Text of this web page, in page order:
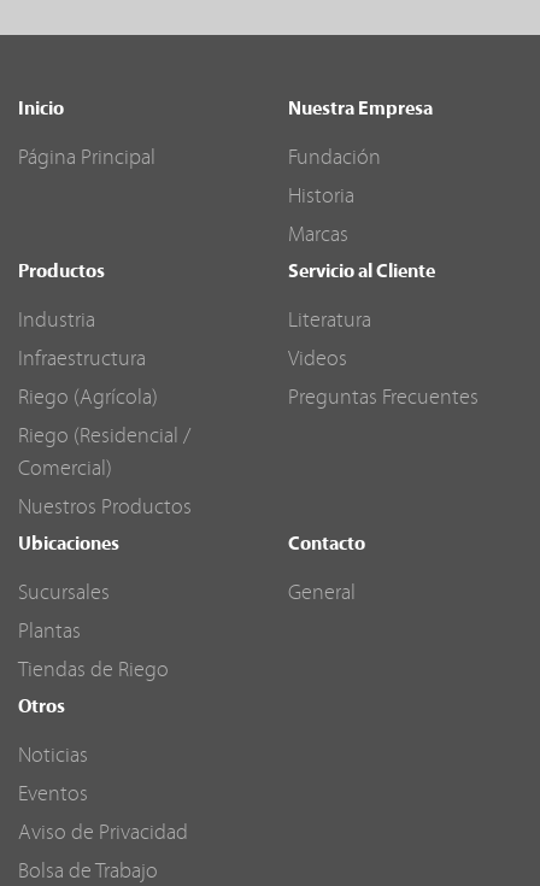
Inicio
Página Principal
Nuestra Empresa
Fundación
Historia
Marcas
Productos
Industria
Infraestructura
Riego (Agrícola)
Riego (Residencial /
Comercial)
Nuestros Productos
Servicio al Cliente
Literatura
Videos
Preguntas Frecuentes
Ubicaciones
Sucursales
Plantas
Tiendas de Riego
Contacto
General
Otros
Noticias
Eventos
Aviso de Privacidad
Bolsa de Trabajo